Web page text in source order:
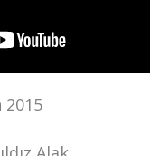
2015